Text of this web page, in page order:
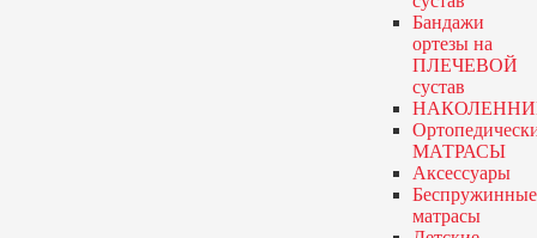
Бандажи
ортезы на
ПЛЕЧЕВОЙ
сустав
МАТРАСЫ
Аксессуары
Беспружинные
матрасы